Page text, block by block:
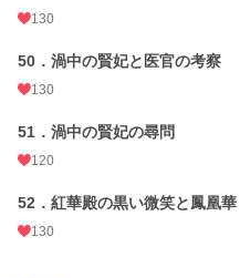
130
50．渦中の賢妃と医官の考察
130
51．渦中の賢妃の尋問
120
52．紅華殿の黒い微笑と鳳凰華
130